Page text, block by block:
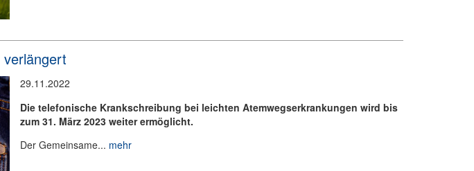
29.11.2022
Die telefonische Krankschreibung bei leichten Atemwegserkrankungen wird bis
zum 31. März 2023 weiter ermöglicht.
Der Gemeinsame... mehr